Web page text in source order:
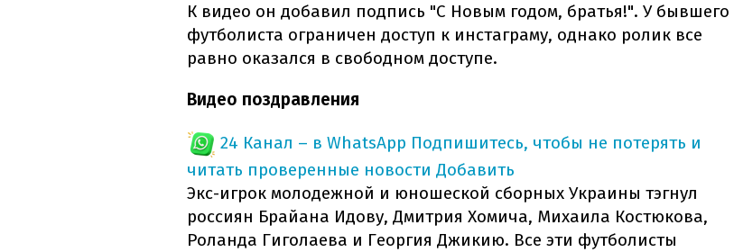
К видео он добавил подпись "С Новым годом, братья!". У бывшего
футболиста ограничен доступ к инстаграму, однако ролик все
равно оказался в свободном доступе.
Видео поздравления
24 Канал – в WhatsApp Подпишитесь, чтобы не потерять и
читать проверенные новости Добавить
Экс-игрок молодежной и юношеской сборных Украины тэгнул
россиян Брайана Идову, Дмитрия Хомича, Михаила Костюкова,
Роланда Гиголаева и Георгия Джикию. Все эти футболисты